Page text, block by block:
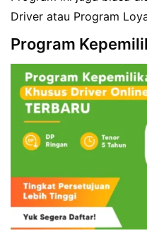
Driver atau Program
Program